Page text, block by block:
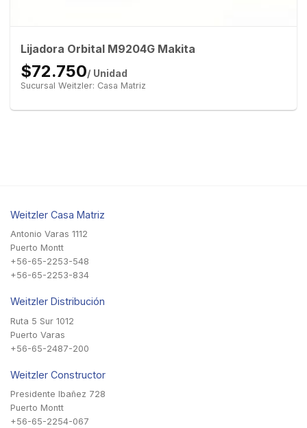
Lijadora Orbital M9204G Makita
$72.750/ Unidad
Sucursal Weitzler: Casa Matriz
Weitzler Casa Matriz
Antonio Varas 1112
Puerto Montt
+56-65-2253-548
+56-65-2253-834
Weitzler Distribución
Ruta 5 Sur 1012
Puerto Varas
+56-65-2487-200
Weitzler Constructor
Presidente Ibañez 728
Puerto Montt
+56-65-2254-067